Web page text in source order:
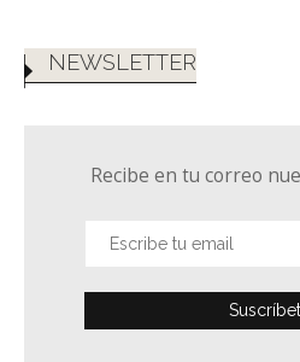
NEWSLETTER
Recibe en tu correo